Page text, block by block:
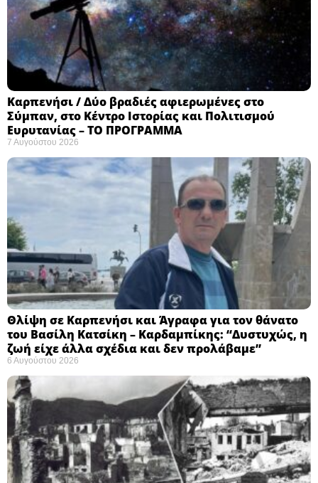
Καρπενήσι / Δύο βραδιές αφιερωμένες στο
Σύμπαν, στο Κέντρο Ιστορίας και Πολιτισμού
Ευρυτανίας – ΤΟ ΠΡΟΓΡΑΜΜΑ
7 Αυγούστου 2026
Θλίψη σε Καρπενήσι και Άγραφα για τον θάνατο
του Βασίλη Κατσίκη – Καρδαμπίκης: “Δυστυχώς, η
ζωή είχε άλλα σχέδια και δεν προλάβαμε”
6 Αυγούστου 2026